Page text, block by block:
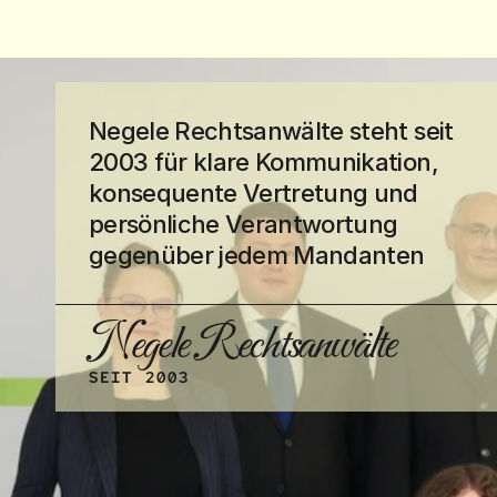
Negele Rechtsanwälte steht seit
2003 für klare Kommunikation,
konsequente Vertretung und
persönliche Verantwortung
gegenüber jedem Mandanten
Negele Rechtsanwälte
SEIT 2003